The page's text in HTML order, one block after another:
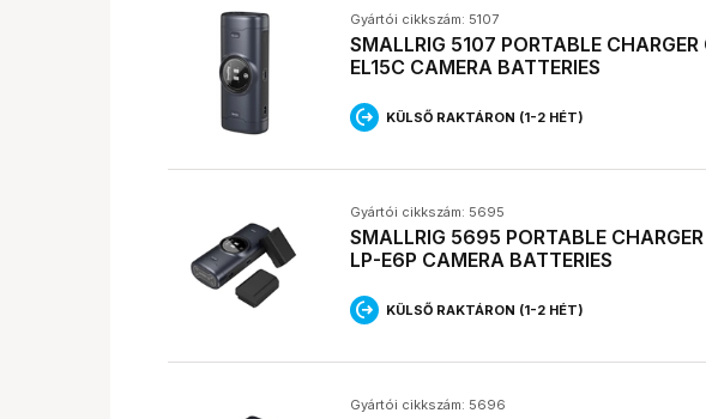
Gyártói cikkszám: 5107
SMALLRIG 5107 PORTABLE CHARGER
EL15C CAMERA BATTERIES
KÜLSŐ RAKTÁRON (1-2 HÉT)
Gyártói cikkszám: 5695
SMALLRIG 5695 PORTABLE
LP-E6P CAMERA BATTERIES
KÜLSŐ RAKTÁRON (1-2 HÉT)
Gyártói cikkszám: 5696